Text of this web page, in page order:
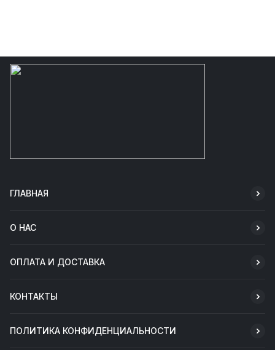
ГЛАВНАЯ
О НАС
ОПЛАТА И ДОСТАВКА
КОНТАКТЫ
ПОЛИТИКА КОНФИДЕНЦИАЛЬНОСТИ